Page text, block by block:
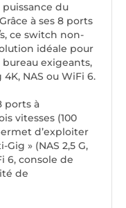
du
à ses 8 ports
ce switch non-
idéale pour
exigeants,
4K, NAS ou WiFi 6.
ports à
vitesses (100
d’exploiter
» (NAS 2,5 G,
6, console de
de